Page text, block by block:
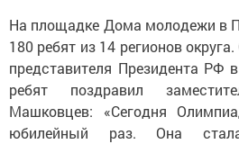
На площадке Дома молодежи в
180 ребят из 14 регионов
представителя Президента РФ
ребят поздравил
Машковцев: «Сегодня
юбилейный раз. Она